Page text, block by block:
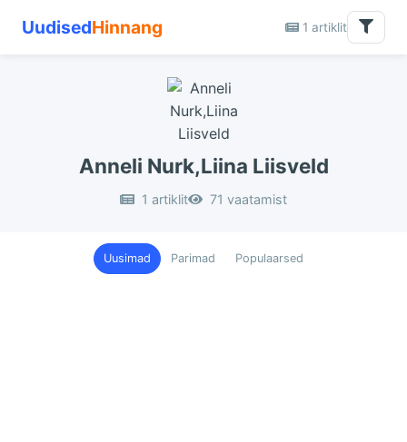
UudisedHinnang 1 artiklit
Anneli Nurk,Liina Liisveld
1 artiklit 71 vaatamist
Uusimad Parimad Populaarsed